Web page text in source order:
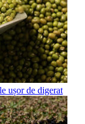
ușor de digerat